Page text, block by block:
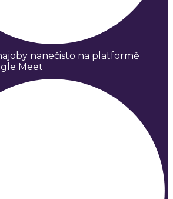
nanečisto na platformě
Meet